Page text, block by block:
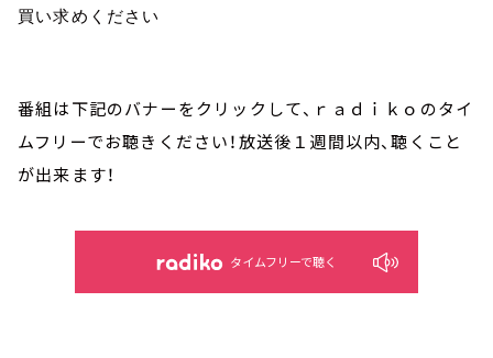
買い求めください
番組は下記のバナーをクリックして、ｒａｄｉｋｏのタイ
ムフリーでお聴きください！放送後１週間以内、聴くこと
が出来ます！
タイムフリーで聴く